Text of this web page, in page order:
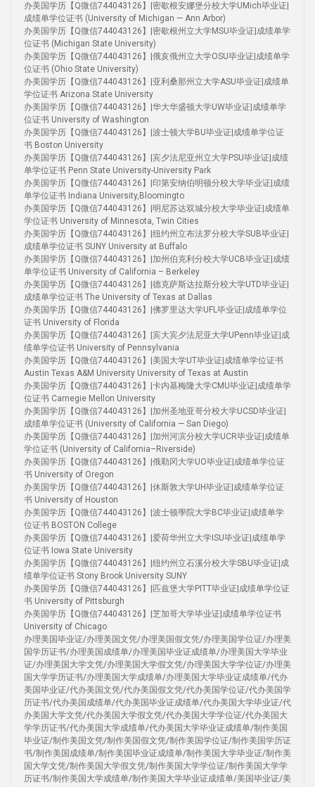
办美国学历【Q微信744043126】|密歇根安娜堡分校大学UMich毕业证|
成绩单学位证书 (University of Michigan — Ann Arbor)
办美国学历【Q微信744043126】|密歇根州立大学MSU毕业证|成绩单学
位证书 (Michigan State University)
办美国学历【Q微信744043126】|俄亥俄州立大学OSU毕业证|成绩单学
位证书 (Ohio State University)
办美国学历【Q微信744043126】|亚利桑那州立大学ASU毕业证|成绩单
学位证书 Arizona State University
办美国学历【Q微信744043126】|华大华盛顿大学UW毕业证|成绩单学
位证书 University of Washington
办美国学历【Q微信744043126】|波士顿大学BU毕业证|成绩单学位证
书 Boston University
办美国学历【Q微信744043126】|宾夕法尼亚州立大学PSU毕业证|成绩
单学位证书 Penn State University-University Park
办美国学历【Q微信744043126】|印第安纳伯明顿分校大学毕业证|成绩
单学位证书 Indiana University,Bloomingto
办美国学历【Q微信744043126】|明尼苏达双城分校大学毕业证|成绩单
学位证书 University of Minnesota, Twin Cities
办美国学历【Q微信744043126】|纽约州立布法罗分校大学SUB毕业证|
成绩单学位证书 SUNY University at Buffalo
办美国学历【Q微信744043126】|加州伯克利分校大学UCB毕业证|成绩
单学位证书 University of California – Berkeley
办美国学历【Q微信744043126】|德克萨斯达拉斯分校大学UTD毕业证|
成绩单学位证书 The University of Texas at Dallas
办美国学历【Q微信744043126】|佛罗里达大学UFL毕业证|成绩单学位
证书 University of Florida
办美国学历【Q微信744043126】|宾大宾夕法尼亚大学UPenn毕业证|成
绩单学位证书 University of Pennsylvania
办美国学历【Q微信744043126】|美国大学UT毕业证|成绩单学位证书
Austin Texas A&M University University of Texas at Austin
办美国学历【Q微信744043126】|卡内基梅隆大学CMU毕业证|成绩单学
位证书 Carnegie Mellon University
办美国学历【Q微信744043126】|加州圣地亚哥分校大学UCSD毕业证|
成绩单学位证书 (University of California — San Diego)
办美国学历【Q微信744043126】|加州河滨分校大学UCR毕业证|成绩单
学位证书 (University of California–Riverside)
办美国学历【Q微信744043126】|俄勒冈大学UO毕业证|成绩单学位证
书 University of Oregon
办美国学历【Q微信744043126】|休斯敦大学UH毕业证|成绩单学位证
书 University of Houston
办美国学历【Q微信744043126】|波士顿學院大学BC毕业证|成绩单学
位证书 BOSTON College
办美国学历【Q微信744043126】|爱荷华州立大学ISU毕业证|成绩单学
位证书 Iowa State University
办美国学历【Q微信744043126】|纽约州立石溪分校大学SBU毕业证|成
绩单学位证书 Stony Brook University SUNY
办美国学历【Q微信744043126】|匹兹堡大学PITT毕业证|成绩单学位证
书 University of Pittsburgh
办美国学历【Q微信744043126】|芝加哥大学毕业证|成绩单学位证书
University of Chicago
办理美国毕业证/办理美国文凭/办理美国假文凭/办理美国学位证/办理美
国学历证书/办理美国成绩单/办理美国毕业证成绩单/办理美国大学毕业
证/办理美国大学文凭/办理美国大学假文凭/办理美国大学学位证/办理美
国大学学历证书/办理美国大学成绩单/办理美国大学毕业证成绩单/代办
美国毕业证/代办美国文凭/代办美国假文凭/代办美国学位证/代办美国学
历证书/代办美国成绩单/代办美国毕业证成绩单/代办美国大学毕业证/代
办美国大学文凭/代办美国大学假文凭/代办美国大学学位证/代办美国大
学学历证书/代办美国大学成绩单/代办美国大学毕业证成绩单/制作美国
毕业证/制作美国文凭/制作美国假文凭/制作美国学位证/制作美国学历证
书/制作美国成绩单/制作美国毕业证成绩单/制作美国大学毕业证/制作美
国大学文凭/制作美国大学假文凭/制作美国大学学位证/制作美国大学学
历证书/制作美国大学成绩单/制作美国大学毕业证成绩单/美国毕业证/美